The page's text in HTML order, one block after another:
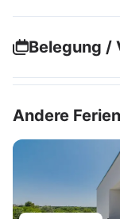
Belegung /
Andere